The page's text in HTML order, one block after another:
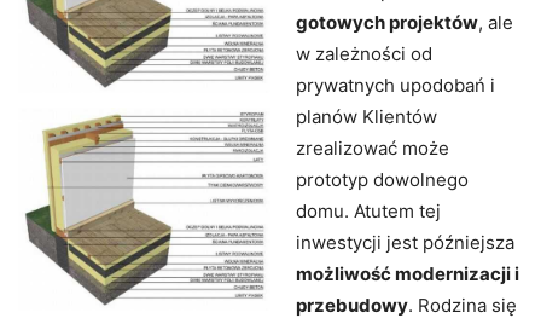
gotowych projektów, ale
w zależności od
prywatnych upodobań i
planów Klientów
zrealizować może
prototyp dowolnego
domu. Atutem tej
inwestycji jest późniejsza
możliwość modernizacji i
przebudowy. Rodzina się